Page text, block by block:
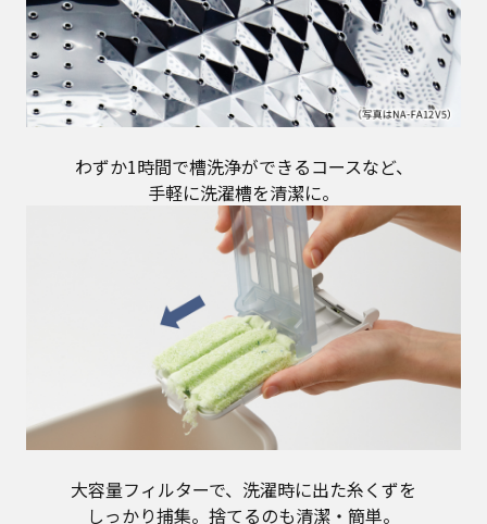
わずか1時間で槽洗浄ができるコースなど、
手軽に洗濯槽を清潔に。
大容量フィルターで、洗濯時に出た糸くずを
しっかり捕集。捨てるのも清潔・簡単。